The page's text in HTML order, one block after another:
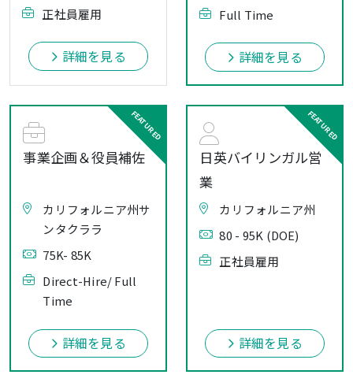
正社員雇用
詳細を見る
Full Time
詳細を見る
事業企画＆役員補佐
カリフォルニア州サ
ンタクララ
75K- 85K
Direct-Hire/ Full
Time
詳細を見る
日英バイリンガル営
業
カリフォルニア州
80 - 95K (DOE)
正社員雇用
詳細を見る